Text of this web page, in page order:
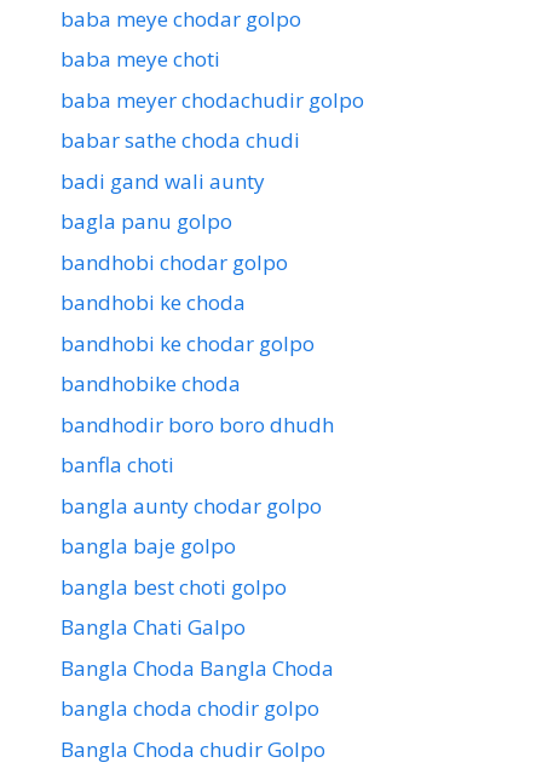
baba meye chodar golpo
baba meye choti
baba meyer chodachudir golpo
babar sathe choda chudi
badi gand wali aunty
bagla panu golpo
bandhobi chodar golpo
bandhobi ke choda
bandhobi ke chodar golpo
bandhobike choda
bandhodir boro boro dhudh
banfla choti
bangla aunty chodar golpo
bangla baje golpo
bangla best choti golpo
Bangla Chati Galpo
Bangla Choda Bangla Choda
bangla choda chodir golpo
Bangla Choda chudir Golpo